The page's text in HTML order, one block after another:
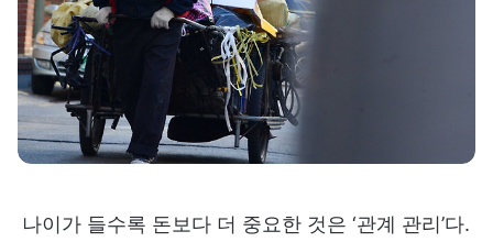
나이가 들수록 돈보다 더 중요한 것은 ‘관계 관리’다.